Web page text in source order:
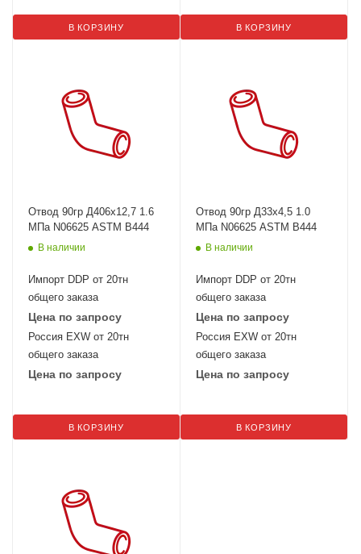
В КОРЗИНУ В КОРЗИНУ
Отвод 90гр Д406х12,7 1.6
МПа N06625 ASTM B444
В наличии
Импорт DDP от 20тн
общего заказа
Цена по запросу
Россия EXW от 20тн
общего заказа
Цена по запросу
В КОРЗИНУ
Отвод 90гр Д33х4,5 1.0
МПа N06625 ASTM B444
В наличии
Импорт DDP от 20тн
общего заказа
Цена по запросу
Россия EXW от 20тн
общего заказа
Цена по запросу
В КОРЗИНУ